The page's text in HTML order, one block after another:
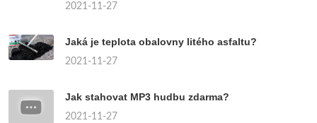
2021-11-27
Jaká je teplota obalovny litého asfaltu?
2021-11-27
Jak stahovat MP3 hudbu zdarma?
2021-11-27